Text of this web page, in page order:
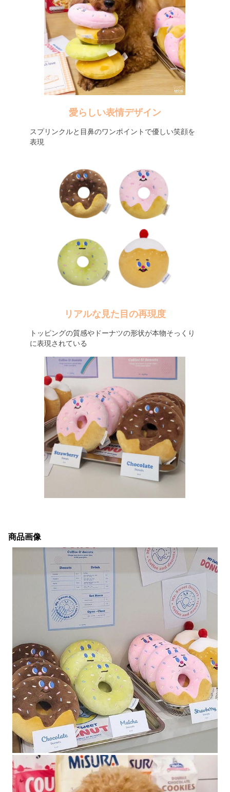
愛らしい表情デザイン
スプリンクルと目鼻のワンポイントで優しい笑顔を
表現
リアルな見た目の再現度
トッピングの質感やドーナツの形状が本物そっくり
に表現されている
商品画像